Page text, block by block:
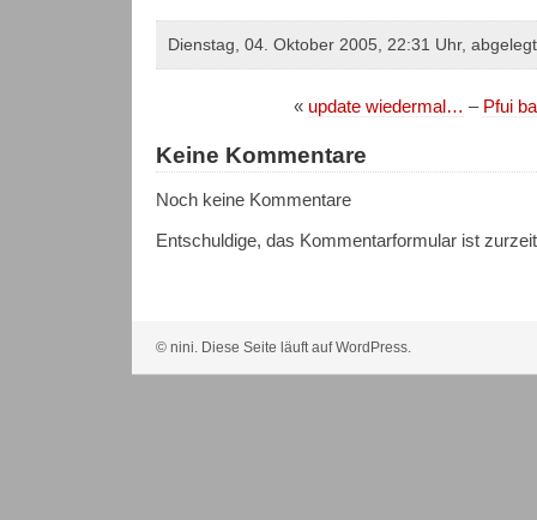
Dienstag, 04. Oktober 2005, 22:31 Uhr,
« update wiedermal… – Pfui
Keine Kommentare
Noch keine Kommentare
Entschuldige, das Kommentarformular ist
© nini. Diese Seite läuft auf WordPress.